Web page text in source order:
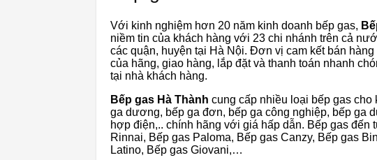
Với kinh nghiệm hơn 20 năm kinh doanh bếp gas,
niềm tin của khách hàng với 23 chi nhánh trên cả
các quận, huyện tại Hà Nội. Đơn vị cam kết bán
của hãng, giao hàng, lắp đặt và thanh toán nhanh
tại nhà khách hàng.
Bếp gas Hà Thành cung cấp nhiều loại bếp gas
ga dương, bếp ga đơn, bếp ga công nghiệp, bếp ga
hợp điện,.. chính hãng với giá hấp dẫn. Bếp gas
Rinnai, Bếp gas Paloma, Bếp gas Canzy, Bếp gas
Latino, Bếp gas Giovani,…